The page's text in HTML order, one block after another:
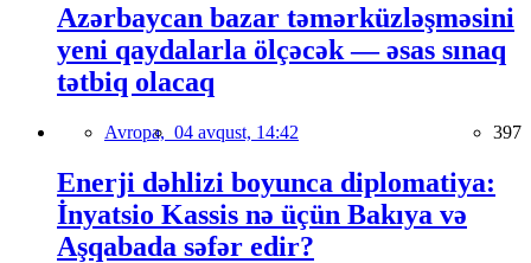
Azərbaycan bazar təmərküzləşməsini
yeni qaydalarla ölçəcək — əsas sınaq
tətbiq olacaq
Avropa, 04 avqust, 14:42 397
Enerji dəhlizi boyunca diplomatiya:
İnyatsio Kassis nə üçün Bakıya və
Aşqabada səfər edir?